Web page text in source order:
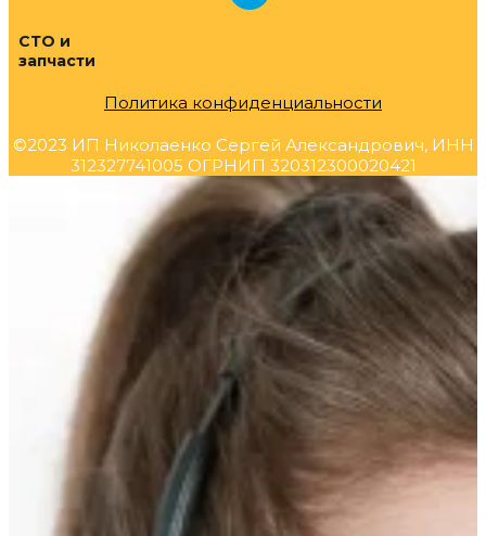
СТО и
запчасти
Политика конфиденциальности
©2023 ИП Николаенко Сергей Александрович, ИНН
312327741005 ОГРНИП 320312300020421